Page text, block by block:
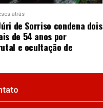
atrás
de Sorriso condena dois
de 54 anos por
e ocultação de